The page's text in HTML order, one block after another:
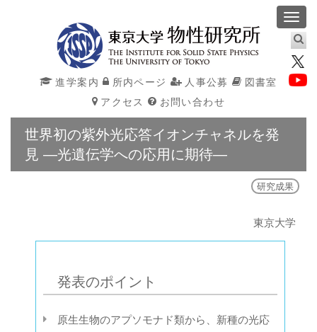
進学案内 所内ページ 人事公募
図書室
アクセス
お問い合わせ
世界初の紫外光応答イオンチャネルを発
見 ―光遺伝学への応用に期待―
研究成果
東京大学
発表のポイント
原生生物のアプソモナド類から、新種の光応